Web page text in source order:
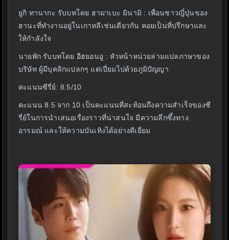
ยูกิ ทานากะ รับบทโดย ฮามาเบะ มินามิ : เพื่อนชาวญี่ปุ่นของ
ฮานะที่ทำงานอยู่ในเกาหลีเช่นเดียวกัน คอยเป็นที่ปรึกษาและ
ให้กำลังใจ
นายพัก รับบทโดย อีฮยอนอู : หัวหน้าหน่วยล่ามแปลภาษาของ
บริษัท ผู้มีบุคลิกแปลกๆ แต่เปี่ยมไปด้วยภูมิปัญญา
คะแนนซีรี่ย์: 8.5/10
คะแนน 8.5 จาก 10 เป็นคะแนนที่สะท้อนถึงความสำเร็จของซี
รี่ย์ในการนำเสนอเรื่องราวที่น่าสนใจ มีความลึกซึ้งทาง
อารมณ์ และให้ความบันเทิงได้อย่างดีเยี่ยม